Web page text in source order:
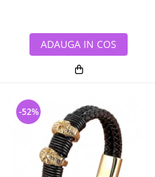
ADAUGA IN COS
-52%